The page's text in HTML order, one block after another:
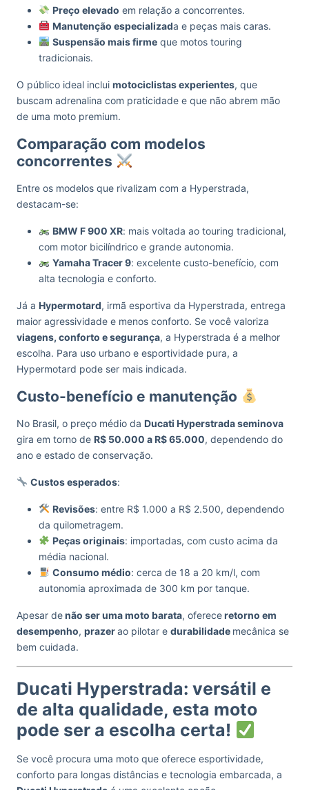
Preço elevado em relação a concorrentes.
Manutenção especializada e peças mais caras.
Suspensão mais firmeque motos touring
tradicionais.
O público ideal inclui motociclistas experientes, que
buscam adrenalina com praticidade e que não abrem mão
de uma moto premium.
Comparação com modelos
concorrentes
Entre os modelos que rivalizam com a Hyperstrada,
destacam-se:
BMW F 900 XR: mais voltada ao touring tradicional,
com motor bicilíndrico e grande autonomia.
Yamaha Tracer 9: excelente custo-benefício, com
alta tecnologia e conforto.
Já a Hypermotard, irmã esportiva da Hyperstrada, entrega
maior agressividade e menos conforto. Se você valoriza
viagens, conforto e segurança, a Hyperstrada é a melhor
escolha. Para uso urbano e esportividade pura, a
Hypermotard pode ser mais indicada.
Custo-benefício e manutenção
No Brasil, o preço médio da Ducati Hyperstrada seminova
gira em torno de R$ 50.000 a R$ 65.000, dependendo do
ano e estado de conservação.
Custos esperados:
Revisões: entre R$ 1.000 a R$ 2.500, dependendo
da quilometragem.
Peças originais: importadas, com custo acima da
média nacional.
Consumo médio: cerca de 18 a 20 km/l, com
autonomia aproximada de 300 km por tanque.
Apesar denão ser uma moto barata, ofereceretorno em
desempenho, prazerao pilotar e durabilidade mecânica se
bem cuidada.
Ducati Hyperstrada: versátil e
de alta qualidade, esta moto
pode ser a escolha certa!
Se você procura uma moto que oferece esportividade,
conforto para longas distâncias e tecnologia embarcada, a